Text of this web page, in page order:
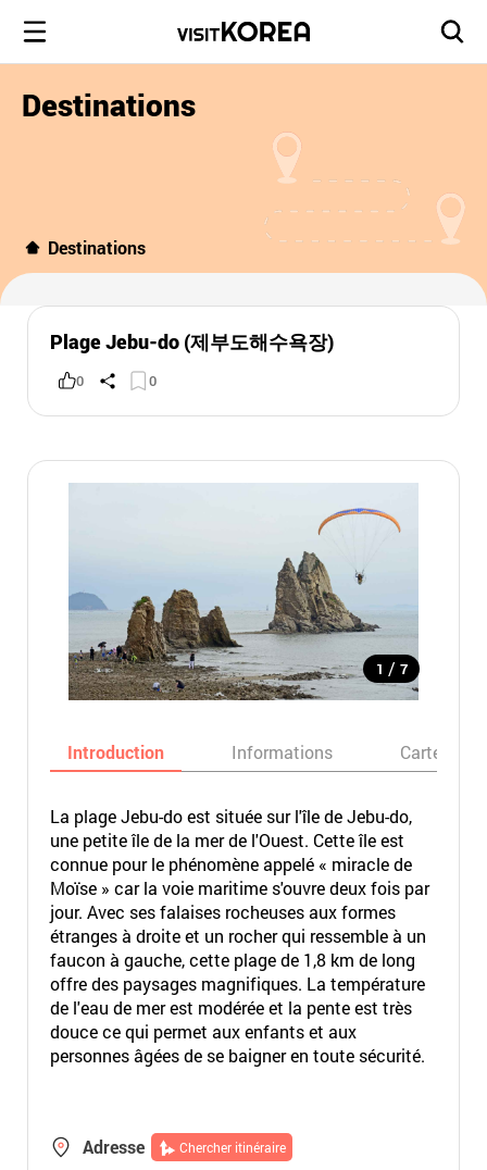
Destinations
Destinations
Plage Jebu-do (제부도해수욕장)
0 0
1 / 7
Introduction Informations Carte
La plage Jebu-do est située sur l'île de Jebu-do,
une petite île de la mer de l'Ouest. Cette île est
connue pour le phénomène appelé « miracle de
Moïse » car la voie maritime s'ouvre deux fois par
jour. Avec ses falaises rocheuses aux formes
étranges à droite et un rocher qui ressemble à un
faucon à gauche, cette plage de 1,8 km de long
offre des paysages magnifiques. La température
de l'eau de mer est modérée et la pente est très
douce ce qui permet aux enfants et aux
personnes âgées de se baigner en toute sécurité.
Adresse Chercher itinéraire